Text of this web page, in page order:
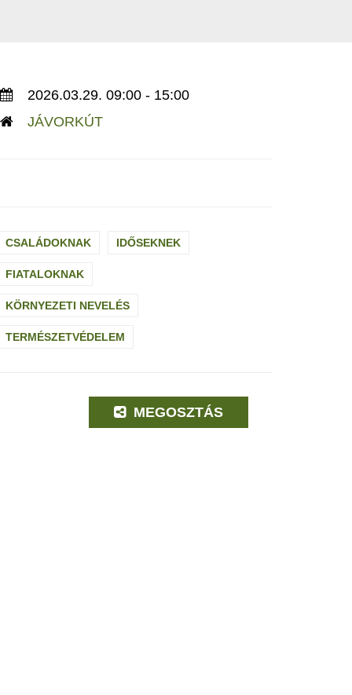
2026.03.29. 09:00 - 15:00
JÁVORKÚT
CSALÁDOKNAK IDŐSEKNEK
FIATALOKNAK
KÖRNYEZETI NEVELÉS
TERMÉSZETVÉDELEM
MEGOSZTÁS